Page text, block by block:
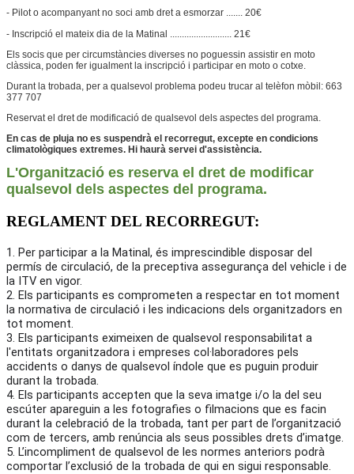
- Pilot o acompanyant no soci amb dret a esmorzar ....... 20€
- Inscripció el mateix dia de la Matinal .......................... 21€
Els socis que per circumstàncies diverses no poguessin assistir en moto
clàssica, poden fer igualment la inscripció i participar en moto o cotxe.
Durant la trobada, per a qualsevol problema podeu trucar al telèfon mòbil: 663
377 707
Reservat el dret de modificació de qualsevol dels aspectes del programa.
En cas de pluja no es suspendrà el recorregut, excepte en condicions
climatològiques extremes. Hi haurà servei d'assistència.
L'Organització es reserva el dret de modificar
qualsevol dels aspectes del programa.
REGLAMENT DEL RECORREGUT:
1. Per participar a la Matinal, és imprescindible disposar del
permís de circulació, de la preceptiva assegurança del vehicle i de
la ITV en vigor.
2. Els participants es comprometen a respectar en tot moment
la normativa de circulació i les indicacions dels organitzadors en
tot moment.
3. Els participants eximeixen de qualsevol responsabilitat a
l'entitats organitzadora i empreses col·laboradores pels
accidents o danys de qualsevol índole que es puguin produir
durant la trobada.
4. Els participants accepten que la seva imatge i/o la del seu
escúter apareguin a les fotografies o filmacions que es facin
durant la celebració de la trobada, tant per part de l’organització
com de tercers, amb renúncia als seus possibles drets d’imatge.
5. L’incompliment de qualsevol de les normes anteriors podrà
comportar l’exclusió de la trobada de qui en sigui responsable.